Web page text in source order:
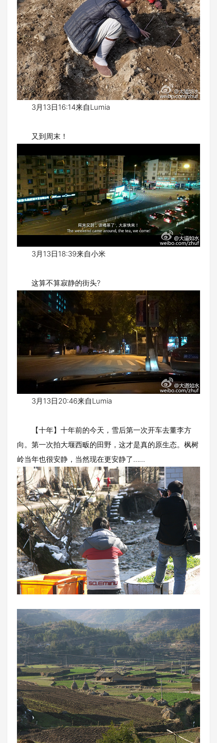
3月13日16:14来自Lumia
又到周末！
3月13日18:39来自小米
这算不算寂静的街头?
3月13日20:46来自Lumia
【十年】十年前的今天，雪后第一次开车去董李方
向。第一次拍大堰西畈的田野，这才是真的原生态。枫树
岭当年也很安静，当然现在更安静了……